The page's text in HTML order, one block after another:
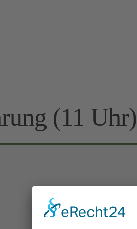
(11 Uhr)